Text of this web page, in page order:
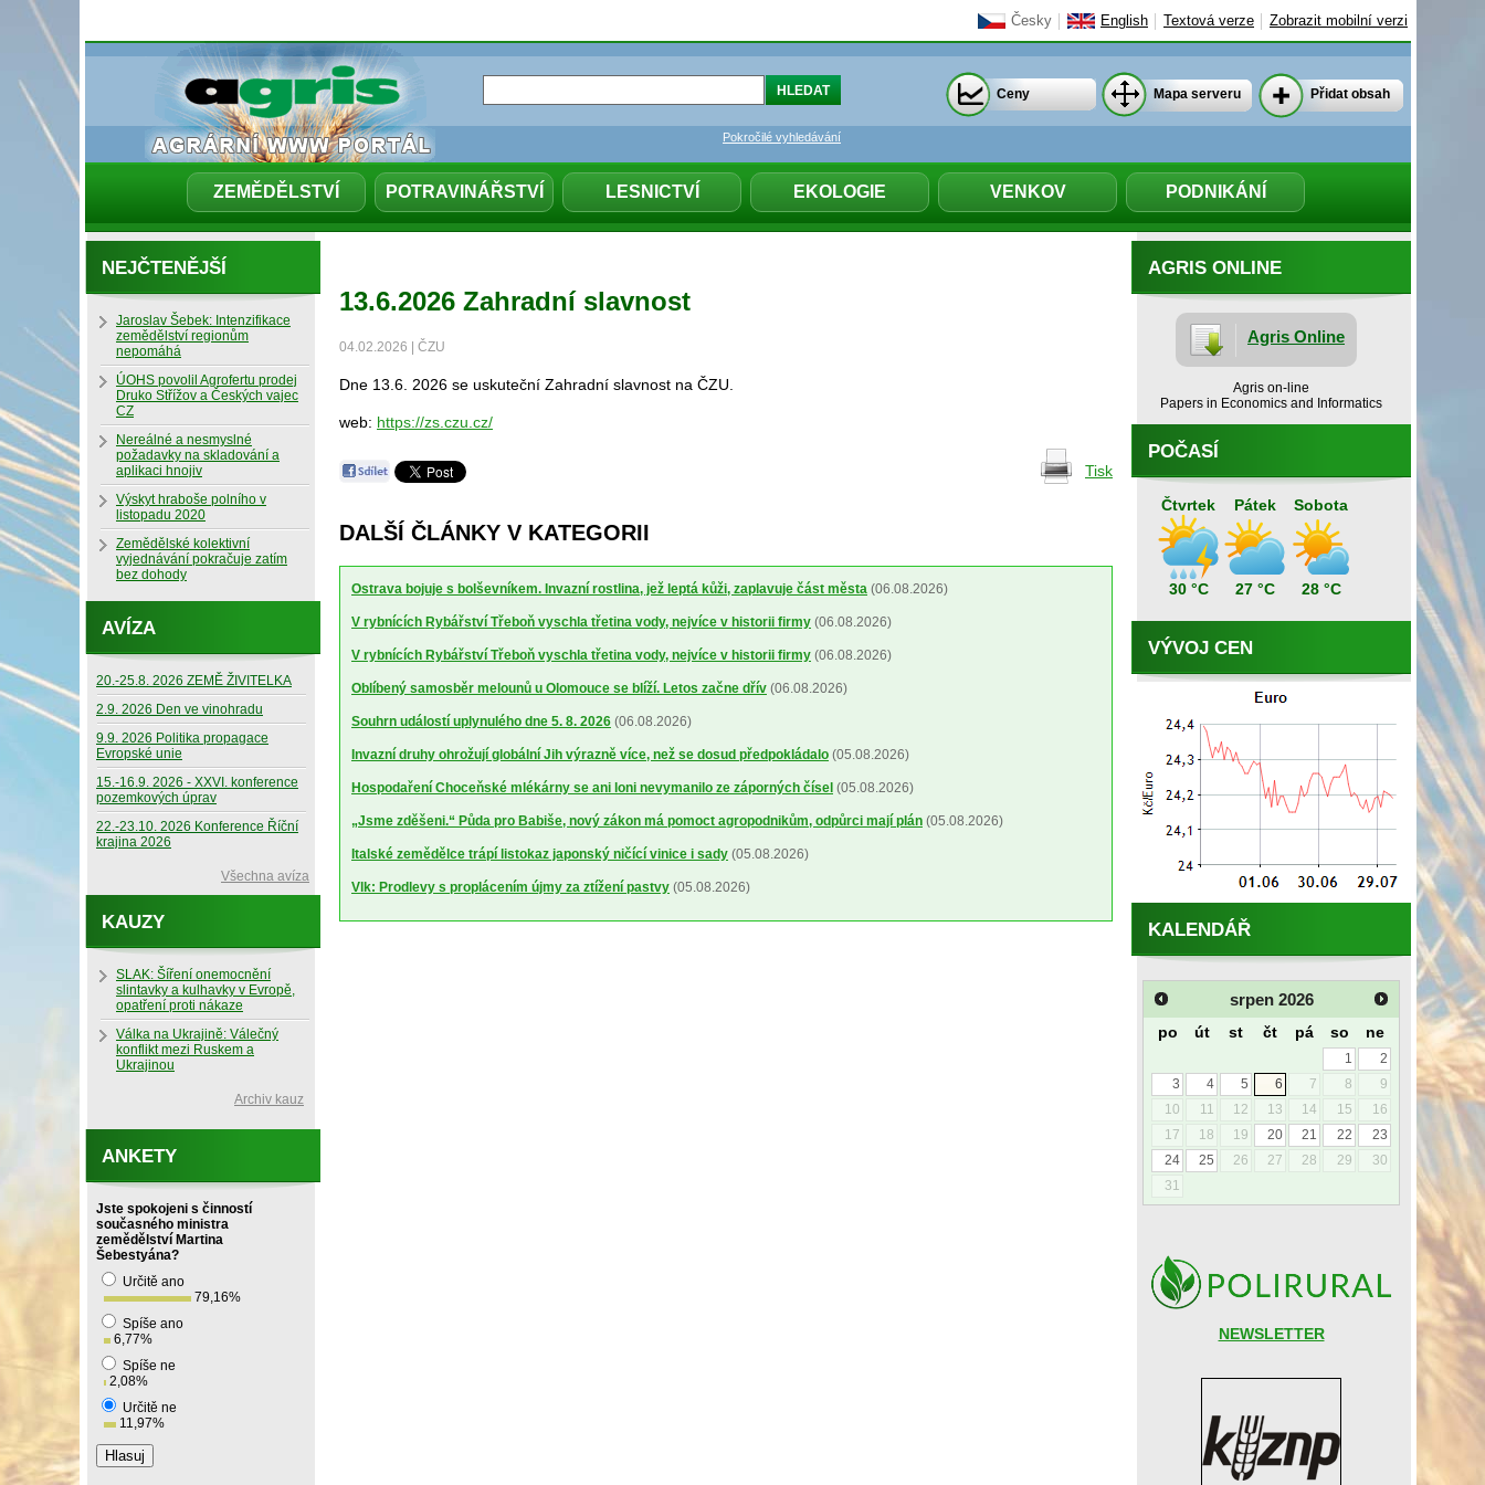
Česky English Textová verze Zobrazit mobilní verzi
ZEMĚDĚLSTVÍ POTRAVINÁŘSTVÍ LESNICTVÍ EKOLOGIE VENKOV PODNIKÁNÍ
Pokročilé vyhledávání
Ceny Mapa serveru Přidat obsah
13.6.2026 Zahradní slavnost
04.02.2026 | ČZU
Dne 13.6. 2026 se uskuteční Zahradní slavnost na ČZU.
web: https://zs.czu.cz/
Tisk
DALŠÍ ČLÁNKY V KATEGORII
Ostrava bojuje s bolševníkem. Invazní rostlina, jež leptá kůži, zaplavuje část města (06.08.2026)
V rybnících Rybářství Třeboň vyschla třetina vody, nejvíce v historii firmy (06.08.2026)
V rybnících Rybářství Třeboň vyschla třetina vody, nejvíce v historii firmy (06.08.2026)
Oblíbený samosběr melounů u Olomouce se blíží. Letos začne dřív (06.08.2026)
Souhrn událostí uplynulého dne 5. 8. 2026 (06.08.2026)
Invazní druhy ohrožují globální Jih výrazně více, než se dosud předpokládalo (05.08.2026)
Hospodaření Choceňské mlékárny se ani loni nevymanilo ze záporných čísel (05.08.2026)
„Jsme zděšeni.“ Půda pro Babiše, nový zákon má pomoct agropodnikům, odpůrci mají plán (05.08.2026)
Italské zemědělce trápí listokaz japonský ničící vinice i sady (05.08.2026)
Vlk: Prodlevy s proplácením újmy za ztížení pastvy (05.08.2026)
AGRIS ONLINE
Agris Online
Agris on-line
Papers in Economics and Informatics
POČASÍ
Čtvrtek
30 °C
Pátek
27 °C
Sobota
28 °C
VÝVOJ CEN
KALENDÁŘ
srpen 2026
po út st čt pá so ne
1
2
3
4 5 6 7 8
9
10
11 12 13 14 15
16
17
18 19 20 21 22
23
24
25 26 27 28 29
30
31
NEWSLETTER
NEJČTENĚJŠÍ
Jaroslav Šebek: Intenzifikace
zemědělství regionům
nepomáhá
ÚOHS povolil Agrofertu prodej
Druko Střížov a Českých vajec
CZ
Nereálné a nesmyslné
požadavky na skladování a
aplikaci hnojiv
Výskyt hraboše polního v
listopadu 2020
Zemědělské kolektivní
vyjednávání pokračuje zatím
bez dohody
AVÍZA
20.-25.8. 2026 ZEMĚ ŽIVITELKA
2.9. 2026 Den ve vinohradu
9.9. 2026 Politika propagace
Evropské unie
15.-16.9. 2026 - XXVI. konference
pozemkových úprav
22.-23.10. 2026 Konference Říční
krajina 2026
Všechna avíza
KAUZY
SLAK: Šíření onemocnění
slintavky a kulhavky v Evropě,
opatření proti nákaze
Válka na Ukrajině: Válečný
konflikt mezi Ruskem a
Ukrajinou
Archiv kauz
ANKETY
Jste spokojeni s činností
současného ministra
zemědělství Martina
Šebestyána?
Určitě ano
79,16%
Spíše ano
6,77%
Spíše ne
2,08%
Určitě ne
11,97%